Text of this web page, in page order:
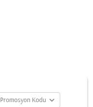
Promosyon Kodu expand_more